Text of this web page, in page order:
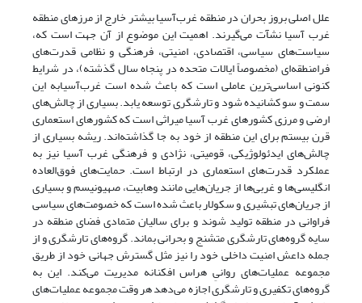
علل اصلی بروز بحران در منطقه غرب‌آسیا بیشتر خارج از مرزهای منطقه
غرب آسیا نشآت می‌گیرند. اهمیت این موضوع از آن جهت است که،
سیاست‌های سیاسی، اقتصادی، امنیتی، فرهنگی و نظامی قدرت‌های
فرامنطقه‌ای (مخصوصاً ایالات متحده در پنجاه سال گذشته)، در شرایط
کنونی اساسی‌ترین عاملی است که باعث شده است غرب‌آسیابه این
سمت و سو کشانیده شود و تارشگری توسعه یابد. بسیاری از چالش‌های
ارضی و مرزی کشورهای غرب آسیا میراثی است که کشورهای استعماری
قرن بیستم برای این منطقه از خود به جا گذاشته‌اند. ریشه بسیاری از
چالش‌های ایدئولوژیکی، قومیتی، نژادی و فرهنگی غرب آسیا نیز به
عملکرد قدرت‌های استعماری در ارتباط است. حمایت‌های فوق‌العاده
انگلیسی‌ها و غربی‌ها از جریان‌هایی مانند وهابیت، صهیونیسم و بسیاری
از جریان‌های تبشیری و سکولار باعث شده است که خصومت‌های سیاسی
فراوانی در منطقه تولید شوند و برای سالیان متمادی فضای منطقه در
سایه گروه‌های تارشگری متشنج و بحرانی بماند. گروه‌های تارشگری و از
جمله داعش امنیت داخلی خود را نیز مثل گسترش جهانی خود از طریق
مجموعه عملیات‌های روانیِ هراس افکنانه مدیریت می‌کند. این به
گروه‌های تکفیری و تارشگری اجازه می‌دهد هر وقت مجموعه عملیات‌های